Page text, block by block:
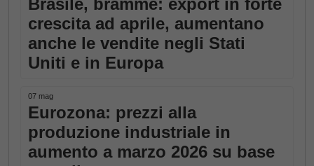
Brasile, bramme: export in forte
crescita ad aprile, aumentano
anche le vendite negli Stati
Uniti e in Europa
07 mag
Eurozona: prezzi alla
produzione industriale in
aumento a marzo 2026 su base